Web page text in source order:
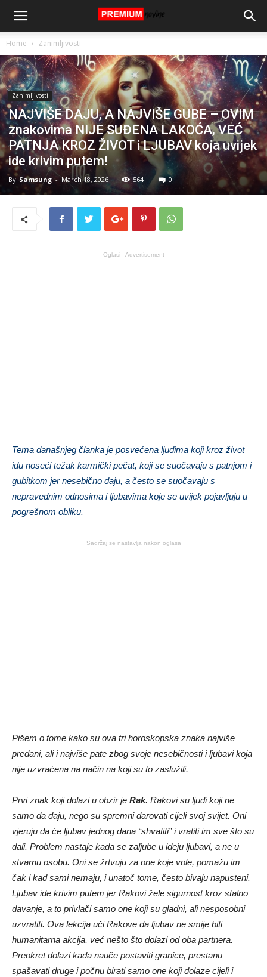
Home Zanimljivosti
Zanimljivosti
NAJVIŠE DAJU, A NAJVIŠE GUBE – OVIM
znakovima NIJE SUĐENA LAKOĆA, VEĆ
PATNJA KROZ ŽIVOT i LJUBAV koja uvijek
ide krivim putem!
By Samsung - March 18, 2026 564 0
Oglasi - Advertisement
Tema današnjeg članka je posvećena ljudima koji kroz život
idu noseći težak karmički pečat, koji se suočavaju s patnjom i
gubitkom jer nesebično daju, a često se suočavaju s
nepravednim odnosima i ljubavima koje se uvijek pojavljuju u
pogrešnom obliku.
Sadržaj se nastavlja nakon oglasa
Pišem o tome kako su ova tri horoskopska znaka najviše
predani, ali i najviše pate zbog svoje nesebičnosti i ljubavi koja
nije uzvraćena na način na koji su to zaslužili.
Prvi znak koji dolazi u obzir je Rak. Rakovi su ljudi koji ne
samo da daju, nego su spremni darovati cijeli svoj svijet. Oni
vjeruju da će ljubav jednog dana “shvatiti” i vratiti im sve što su
dali. Problem nastaje kada se zaljube u ideju ljubavi, a ne u
stvarnu osobu. Oni se žrtvuju za one koje vole, pomažu im
čak i kad sami nemaju, i unatoč tome, često bivaju napusteni.
Ljubav ide krivim putem jer Rakovi žele sigurnost kroz stalno
davanje, a to privlači samo one koji su gladni, ali nesposobni
uzvratiti. Ova lekcija uči Rakove da ljubav ne smije biti
humanitarna akcija, već nešto što dolazi od oba partnera.
Preokret dolazi kada nauče postaviti granice, prestanu
spašavati druge i počnu birati samo one koji dolaze cijeli i